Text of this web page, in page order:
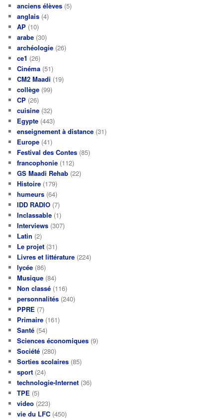
anciens élèves (5)
anglais (4)
AP (10)
arabe (30)
archéologie (26)
ce1 (26)
Cinéma (51)
CM2 Maadi (19)
collège (99)
CP (26)
cuisine (32)
Egypte (443)
enseignement à distance (31)
Europe (41)
Festival des Contes (85)
francophonie (112)
GS Maadi Rehab (22)
Histoire (179)
humeurs (64)
IDD RADIO (7)
Inclassable (1)
Interviews (307)
Latin (2)
Le projet (31)
Livres et littérature (224)
lycée (86)
Musique (84)
Non classé (116)
personnalités (240)
PPRE (7)
Primaire (161)
Santé (54)
Sciences économiques (9)
Société (280)
Sorties scolaires (85)
sport (24)
technologie-Internet (36)
TPE (5)
video (223)
vie du LFC (450)